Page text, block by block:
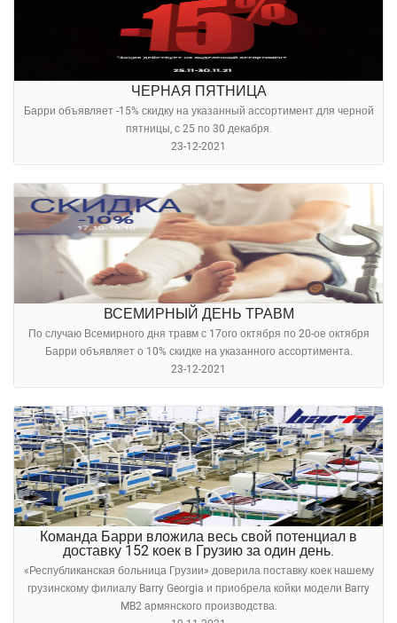
ЧЕРНАЯ ПЯТНИЦА
Барри объявляет -15% скидку на указанный ассортимент для черной
пятницы, с 25 по 30 декабря.
23-12-2021
ВСЕМИРНЫЙ ДЕНЬ ТРАВМ
По случаю Всемирного дня травм с 17ого октября по 20-ое октября
Барри объявляет о 10% скидке на указанного ассортимента.
23-12-2021
Команда Барри вложила весь свой потенциал в
доставку 152 коек в Грузию за один день.
«Республиканская больница Грузии» доверила поставку коек нашему
грузинскому филиалу Barry Georgia и приобрела койки модели Barry
MB2 армянского производства.